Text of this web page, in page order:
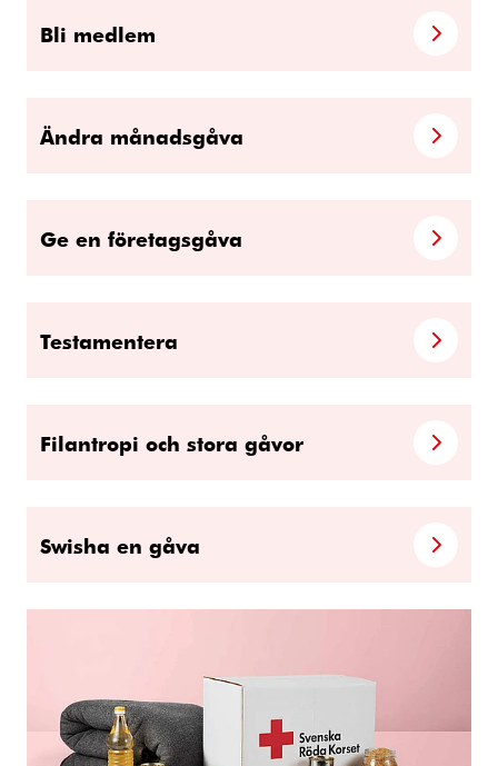
Bli medlem
Ändra månadsgåva
Ge en företagsgåva
Testamentera
Filantropi och stora gåvor
Swisha en gåva